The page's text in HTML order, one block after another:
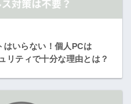
はいらない！個人PCは
リティで十分な理由とは？